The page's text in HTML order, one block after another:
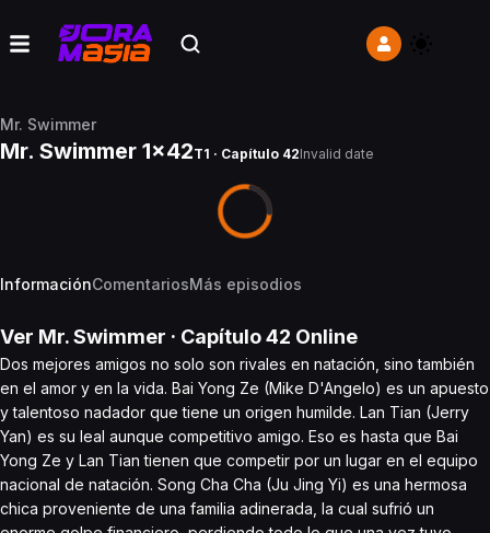
Mr. Swimmer
Mr. Swimmer 1x42T1 · Capítulo 42Invalid date
InformaciónComentariosMás episodios
Ver Mr. Swimmer · Capítulo42 Online
Dos mejores amigos no solo son rivales en natación, sino también
en el amor y en la vida. Bai Yong Ze (Mike D'Angelo) es un apuesto
y talentoso nadador que tiene un origen humilde. Lan Tian (Jerry
Yan) es su leal aunque competitivo amigo. Eso es hasta que Bai
Yong Ze y Lan Tian tienen que competir por un lugar en el equipo
nacional de natación. Song Cha Cha (Ju Jing Yi) es una hermosa
chica proveniente de una familia adinerada, la cual sufrió un